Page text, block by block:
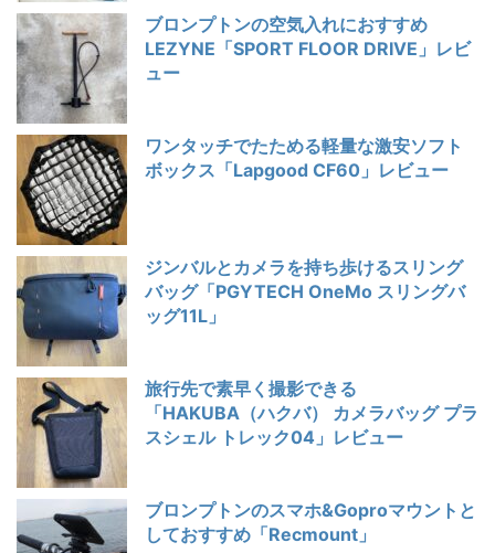
ブロンプトンの空気入れにおすすめ
LEZYNE「SPORT FLOOR DRIVE」レビ
ュー
ワンタッチでたためる軽量な激安ソフト
ボックス「Lapgood CF60」レビュー
ジンバルとカメラを持ち歩けるスリング
バッグ「PGYTECH OneMo スリングバ
ッグ11L」
旅行先で素早く撮影できる
「HAKUBA（ハクバ） カメラバッグ プラ
スシェル トレック04」レビュー
ブロンプトンのスマホ&Goproマウントと
しておすすめ「Recmount」